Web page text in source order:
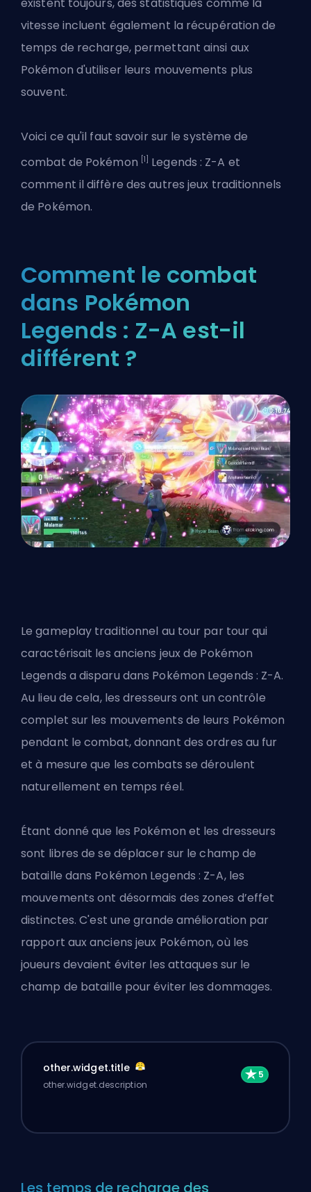
vitesse incluent également la récupération de
temps de recharge, permettant ainsi aux
Pokémon d'utiliser leurs mouvements plus
souvent.
Voici ce qu'il faut savoir sur le système de
combat de Pokémon [1]
Legends : Z-A et
comment il diffère des autres jeux traditionnels
de Pokémon.
Comment le combat
dans Pokémon
Legends : Z-A est-il
différent ?
Le gameplay traditionnel au tour par tour qui
caractérisait les anciens jeux de Pokémon
Legends a disparu dans Pokémon Legends : Z-A.
Au lieu de cela, les dresseurs ont un contrôle
complet sur les mouvements de leurs Pokémon
pendant le combat, donnant des ordres au fur
et à mesure que les combats se déroulent
naturellement en temps réel.
Étant donné que les Pokémon et les dresseurs
sont libres de se déplacer sur le champ de
bataille dans Pokémon Legends : Z-A, les
mouvements ont désormais des zones d’effet
distinctes. C'est une grande amélioration par
rapport aux anciens jeux Pokémon, où les
joueurs devaient éviter les attaques sur le
champ de bataille pour éviter les dommages.
other.widget.title
other.widget.description
Les temps de recharge des